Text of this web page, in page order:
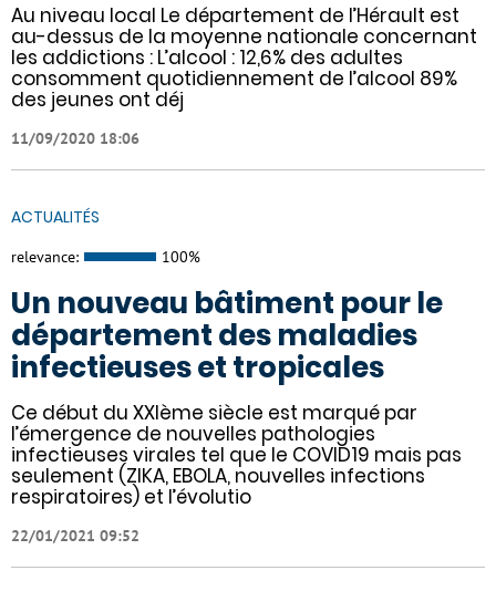
Au niveau local Le département de l’Hérault est
au-dessus de la moyenne nationale concernant
les addictions : L’alcool : 12,6% des adultes
consomment quotidiennement de l’alcool 89%
des jeunes ont déj
11/09/2020 18:06
ACTUALITÉS
relevance: 100%
Un nouveau bâtiment pour le
département des maladies
infectieuses et tropicales
Ce début du XXIème siècle est marqué par
l’émergence de nouvelles pathologies
infectieuses virales tel que le COVID19 mais pas
seulement (ZIKA, EBOLA, nouvelles infections
respiratoires) et l’évolutio
22/01/2021 09:52